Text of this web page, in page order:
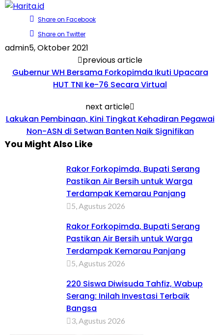
Share on Facebook
Share on Twitter
admin5, Oktober 2021
previous article
Gubernur WH Bersama Forkopimda Ikuti Upacara
HUT TNI ke-76 Secara Virtual
next article
Lakukan Pembinaan, Kini Tingkat Kehadiran Pegawai
Non-ASN di Setwan Banten Naik Signifikan
You Might Also Like
Rakor Forkopimda, Bupati Serang
Pastikan Air Bersih untuk Warga
Terdampak Kemarau Panjang
5, Agustus 2026
Rakor Forkopimda, Bupati Serang
Pastikan Air Bersih untuk Warga
Terdampak Kemarau Panjang
5, Agustus 2026
220 Siswa Diwisuda Tahfiz, Wabup
Serang: Inilah Investasi Terbaik
Bangsa
3, Agustus 2026